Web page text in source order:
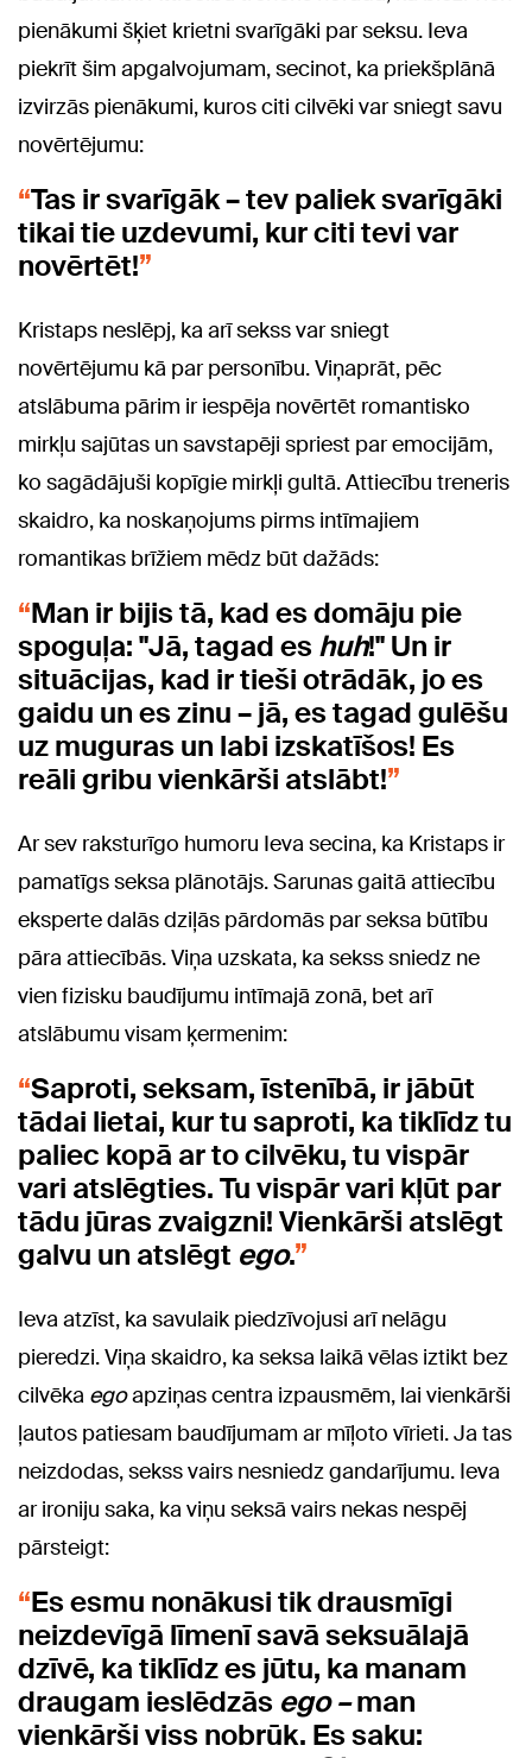
pienākumi šķiet krietni svarīgāki par seksu. Ieva
piekrīt šim apgalvojumam, secinot, ka priekšplānā
izvirzās pienākumi, kuros citi cilvēki var sniegt savu
novērtējumu:
Tas ir svarīgāk – tev paliek svarīgāki
tikai tie uzdevumi, kur citi tevi var
novērtēt!
Kristaps neslēpj, ka arī sekss var sniegt
novērtējumu kā par personību. Viņaprāt, pēc
atslābuma pārim ir iespēja novērtēt romantisko
mirkļu sajūtas un savstapēji spriest par emocijām,
ko sagādājuši kopīgie mirkļi gultā. Attiecību treneris
skaidro, ka noskaņojums pirms intīmajiem
romantikas brīžiem mēdz būt dažāds:
Man ir bijis tā, kad es domāju pie
spoguļa: "Jā, tagad es huh!" Un ir
situācijas, kad ir tieši otrādāk, jo es
gaidu un es zinu – jā, es tagad gulēšu
uz muguras un labi izskatīšos! Es
reāli gribu vienkārši atslābt!
Ar sev raksturīgo humoru Ieva secina, ka Kristaps ir
pamatīgs seksa plānotājs. Sarunas gaitā attiecību
eksperte dalās dziļās pārdomās par seksa būtību
pāra attiecībās. Viņa uzskata, ka sekss sniedz ne
vien fizisku baudījumu intīmajā zonā, bet arī
atslābumu visam ķermenim:
Saproti, seksam, īstenībā, ir jābūt
tādai lietai, kur tu saproti, ka tiklīdz tu
paliec kopā ar to cilvēku, tu vispār
vari atslēgties. Tu vispār vari kļūt par
tādu jūras zvaigzni! Vienkārši atslēgt
galvu un atslēgt ego.
Ieva atzīst, ka savulaik piedzīvojusi arī nelāgu
pieredzi. Viņa skaidro, ka seksa laikā vēlas iztikt bez
cilvēka egoapziņas centra izpausmēm, lai vienkārši
ļautos patiesam baudījumam ar mīļoto vīrieti. Ja tas
neizdodas, sekss vairs nesniedz gandarījumu. Ieva
ar ironiju saka, ka viņu seksā vairs nekas nespēj
pārsteigt:
Es esmu nonākusi tik drausmīgi
neizdevīgā līmenī savā seksuālajā
dzīvē, ka tiklīdz es jūtu, ka manam
draugam ieslēdzās ego –man
vienkārši viss nobrūk. Es saku: